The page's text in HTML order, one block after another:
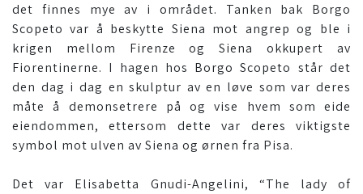
det finnes mye av i området. Tanken bak Borgo
Scopeto var å beskytte Siena mot angrep og ble i
krigen mellom Firenze og Siena okkupert av
Fiorentinerne. I hagen hos Borgo Scopeto står det
den dag i dag en skulptur av en løve som var deres
måte å demonsetrere på og vise hvem som eide
eiendommen, ettersom dette var deres viktigste
symbol mot ulven av Siena og ørnen fra Pisa.
Det var Elisabetta Gnudi-Angelini, “The lady of